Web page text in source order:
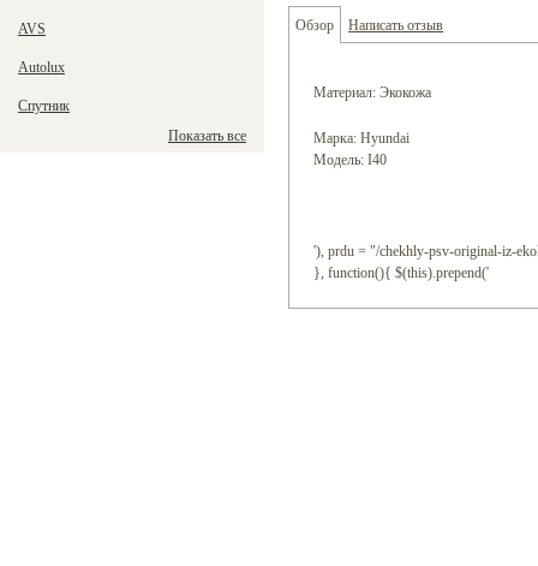
AVS
Autolux
Спутник
Показать все
Обзор Написать отзыв
Материал: Экокожа
Марка: Hyundai
Модель: I40
'), prdu = "/chekhly-psv-original-iz-
}, function(){ $(this).prepend('